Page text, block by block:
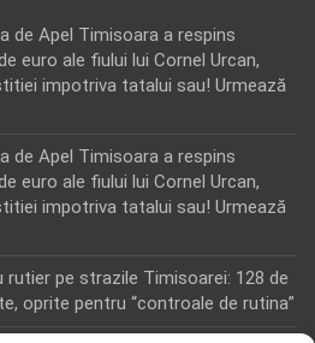
de Apel Timisoara a respins
euro ale fiului lui Cornel Urcan,
impotriva tatalui sau! Urmează
de Apel Timisoara a respins
euro ale fiului lui Cornel Urcan,
impotriva tatalui sau! Urmează
rutier pe strazile Timisoarei: 128 de
oprite pentru “controale de rutina”